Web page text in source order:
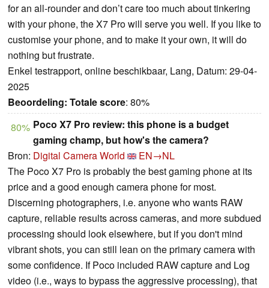
for an all-rounder and don’t care too much about tinkering
with your phone, the X7 Pro will serve you well. If you like to
customise your phone, and to make it your own, it will do
nothing but frustrate.
Enkel testrapport, online beschikbaar, Lang, Datum: 29-04-
2025
Beoordeling: Totale score: 80%
80% Poco X7 Pro review: this phone is a budget
gaming champ, but how's the camera?
Bron: Digital Camera World
EN→NL
The Poco X7 Pro is probably the best gaming phone at its
price and a good enough camera phone for most.
Discerning photographers, i.e. anyone who wants RAW
capture, reliable results across cameras, and more subdued
processing should look elsewhere, but if you don't mind
vibrant shots, you can still lean on the primary camera with
some confidence. If Poco included RAW capture and Log
video (i.e., ways to bypass the aggressive processing), that